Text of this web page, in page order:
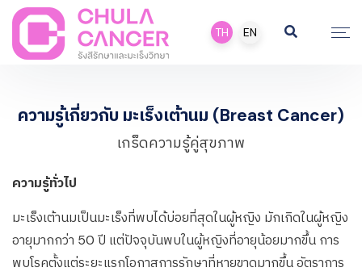
TH EN
ความรู้เกี่ยวกับ มะเร็งเต้านม (Breast Cancer)
เกร็ดความรู้คู่สุขภาพ
ความรู้ทั่วไป
มะเร็งเต้านมเป็นมะเร็งที่พบได้บ่อยที่สุดในผู้หญิง มักเกิดในผู้หญิง
อายุมากกว่า 50 ปี แต่ปัจจุบันพบในผู้หญิงที่อายุน้อยมากขึ้น การ
พบโรคตั้งแต่ระยะแรกโอกาสการรักษาที่หายขาดมากขึ้น อัตราการ